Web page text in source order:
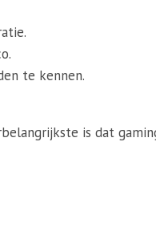
te kennen.
is dat